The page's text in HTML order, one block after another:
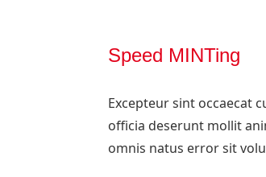
Speed MINTing
Excepteur sint occaecat
officia deserunt mollit
omnis natus error sit